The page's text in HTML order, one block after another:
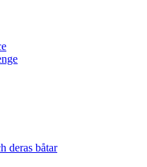
deras båtar